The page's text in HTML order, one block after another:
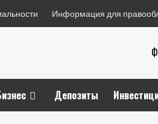
Информация для
Депозиты